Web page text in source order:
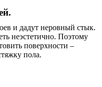
и дадут неровный стык.
неэстетично. Поэтому
поверхности –
пола.